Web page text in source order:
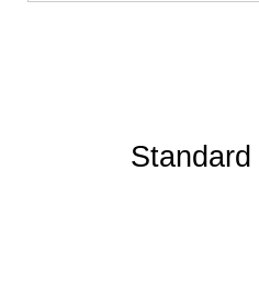
Standard